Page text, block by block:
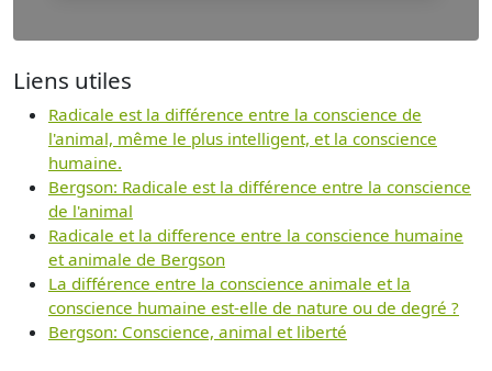
Liens utiles
Radicale est la différence entre la conscience de
l'animal, même le plus intelligent, et la conscience
humaine.
Bergson: Radicale est la différence entre la conscience
de l'animal
Radicale et la difference entre la conscience humaine
et animale de Bergson
La différence entre la conscience animale et la
conscience humaine est-elle de nature ou de degré ?
Bergson: Conscience, animal et liberté